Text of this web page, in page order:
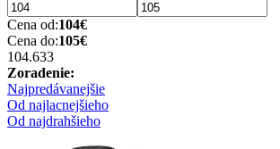
Cena od:104€
Cena do:105€
104.633
Zoradenie:
Najpredávanejšie
Od najlacnejšieho
Od najdrahšieho